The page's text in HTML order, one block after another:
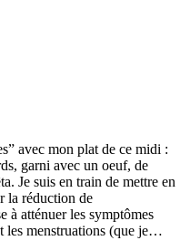
avec mon plat de ce midi :
garni avec un oeuf, de
Je suis en train de mettre en
la réduction de
à atténuer les symptômes
les menstruations (que je…